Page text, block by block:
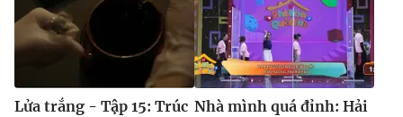
Lửa trắng - Tập 15: Trúc Nhà mình quá đỉnh: Hải